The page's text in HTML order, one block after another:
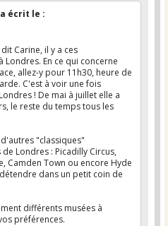
a écrit le :
Carine, il y a ces
Londres. En ce qui concerne
allez-y pour 11h30, heure de
C'est à voir une fois
! De mai à juillet elle a
le reste du temps tous les
"classiques"
Londres : Picadilly Circus,
Camden Town ou encore Hyde
dans un petit coin de
différents musées à
préférences.